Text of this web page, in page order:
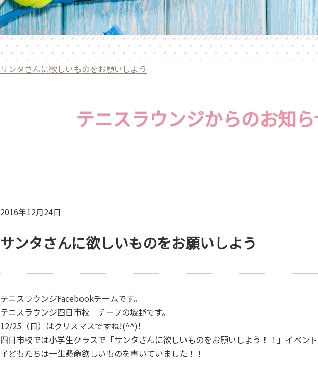
サンタさんに欲しいものをお願いしよう
テニスラウンジからのお知
2016年12月24日
サンタさんに欲しいものをお願いしよう
テニスラウンジFacebookチームです。
テニスラウンジ四日市校 チーフの坂野です。
12/25（日）はクリスマスですね!(^^)!
四日市校では小学生クラスで「サンタさんに欲しいものをお願いしよう！！」イベン
子どもたちは一生懸命欲しいものを書いていました！！